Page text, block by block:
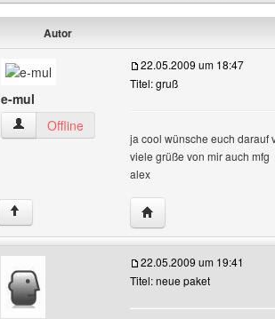
Autor
e-mul
e-mul Benutzer-Profile anzeigen
Offline
22.05.2009 um 18:47
Titel: gruß
ja cool wünsche euch darauf
viele grüße von mir auch mfg
alex
↑ Website dieses
22.05.2009 um 19:41
Titel: neue paket